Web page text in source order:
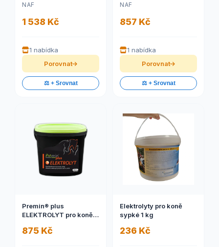
železem pro maximální
využití energie, kanystr
2l)
NAF
1 538 Kč
1 nabídka
Porovnat
⚖️ + Srovnat
pro zotavení po
náročném výkonu,
láhev s dávkovačem
NAF
857 Kč
1 nabídka
Porovnat
⚖️ + Srovnat
Premin® plus
ELEKTROLYT pro koně
důležitých elektrolytů
875 Kč
Elektrolyty pro koně
sypké 1 kg
236 Kč